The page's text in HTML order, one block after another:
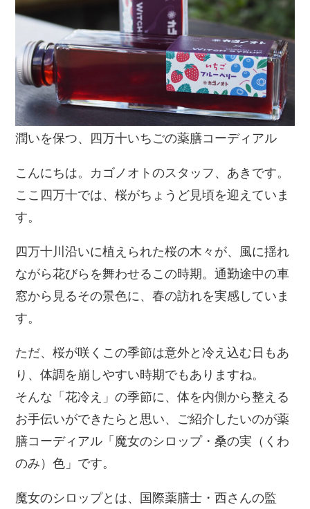
潤いを保つ、四万十いちごの薬膳コーディアル
こんにちは。カゴノオトのスタッフ、あきです。
ここ四万十では、桜がちょうど見頃を迎えていま
す。
四万十川沿いに植えられた桜の木々が、風に揺れ
ながら花びらを舞わせるこの時期。通勤途中の車
窓から見るその景色に、春の訪れを実感していま
す。
ただ、桜が咲くこの季節は意外と冷え込む日もあ
り、体調を崩しやすい時期でもありますね。
そんな「花冷え」の季節に、体を内側から整える
お手伝いができたらと思い、ご紹介したいのが薬
膳コーディアル「魔女のシロップ・桑の実（くわ
のみ）色」です。
魔女のシロップとは、国際薬膳士・西さんの監